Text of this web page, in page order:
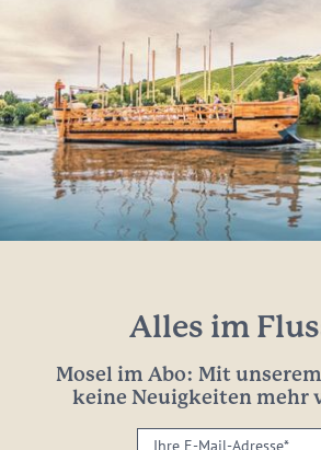
Alles im
Mosel im Abo: Mit
keine Neuigkeiten mehr
Ihre